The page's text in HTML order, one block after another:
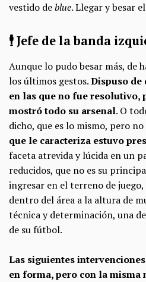
vestido deblue. Llegar y besar
🕴️ Jefe de la banda
Aunque lo pudo besar más, de
los últimos gestos.Dispuso de
en las que no fue resolutivo,
mostró todo su arsenal. O
dicho, que es lo mismo, pero
que le caracteriza estuvo
faceta atrevida y lúcida en un
reducidos, que no es su
ingresar en el terreno de
dentro del área a la altura de
técnica y determinación, una
de su fútbol.
Las siguientes
en forma, pero con la misma